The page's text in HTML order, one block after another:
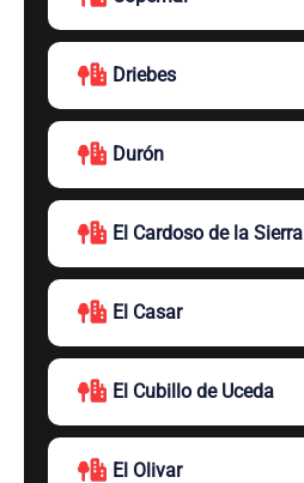
Driebes
Durón
El Cardoso de la Sierra
El Casar
El Cubillo de Uceda
El Olivar